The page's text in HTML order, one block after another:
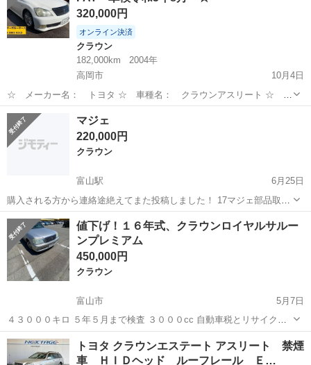
320,000円
オンライン決済
クラウン
182,000km
2004年
高岡市
10月4日
☆ メーカー名： トヨタ ☆ 車種名： クラウンアスリート ☆ 排
気量： 3,000cc ☆ 年式（年）： 平成16年 2004 ☆ シフト：
FAT ☆ 車台番号： GRS182 ☆ 燃料： ガソリン ☆ 走...
富山
マジェ
220,000円
クラウン
富山駅
6月25日
購入される方から連絡途絶えてまた投稿しました！ 17マジェ部品取り
で欲しい方！ 早めに売りたいので！
富山 富山市 富山駅 クラウン 部品取り
値下げ！１６年式、クラウンロイヤルサルー
ンプレミアム
450,000円
クラウン
富山市
5月7日
４３０００キロ ５年５月まで検査 ３０００cc 自動車税とリサイクル
料金 お願い致します。
富山 富山市 クラウン クラウンロイヤル
トヨタ クラウンエステート アスリート 禁煙
車 ＨＩＤヘッド ルーフレール Ｅ…